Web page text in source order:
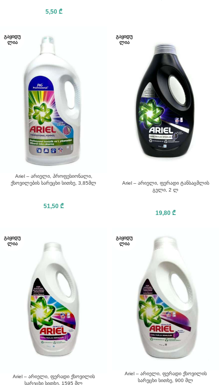
5,50 ₾
ᲒᲐᲧᲘᲓᲣ
ᲚᲘᲐ
Ariel – არიელი, პროფესიონალი,
ქსოვილების სარეცხი სითხე, 3,85მლ
51,50 ₾
ᲒᲐᲧᲘᲓᲣ
ᲚᲘᲐ
Ariel – არიელი, ფერადი ტანსაცმლის
გელი, 2 ლ
19,80 ₾
ᲒᲐᲧᲘᲓᲣ
ᲚᲘᲐ
Ariel – არიელი, ფერადი ქსოვილის
სარეცხი სითხე, 1595 მლ
ᲒᲐᲧᲘᲓᲣ
ᲚᲘᲐ
Ariel – არიელი, ფერადი ქსოვილის
სარეცხი სითხე, 900 მლ